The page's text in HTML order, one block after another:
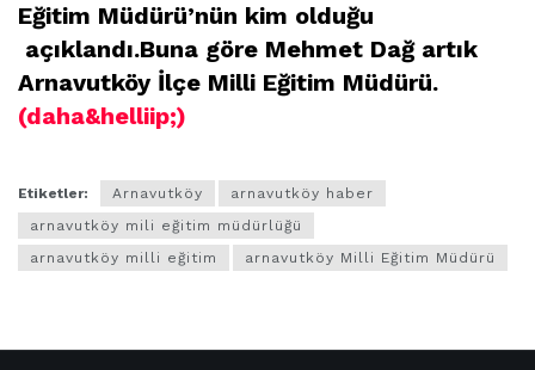
Eğitim Müdürü’nün kim olduğu
açıklandı.Buna göre Mehmet Dağ artık
Arnavutköy İlçe Milli Eğitim Müdürü.
(daha&helliip;)
Etiketler: Arnavutköy
arnavutköy haber
arnavutköy mili eğitim müdürlüğü
arnavutköy milli eğitim
arnavutköy Milli Eğitim Müdürü